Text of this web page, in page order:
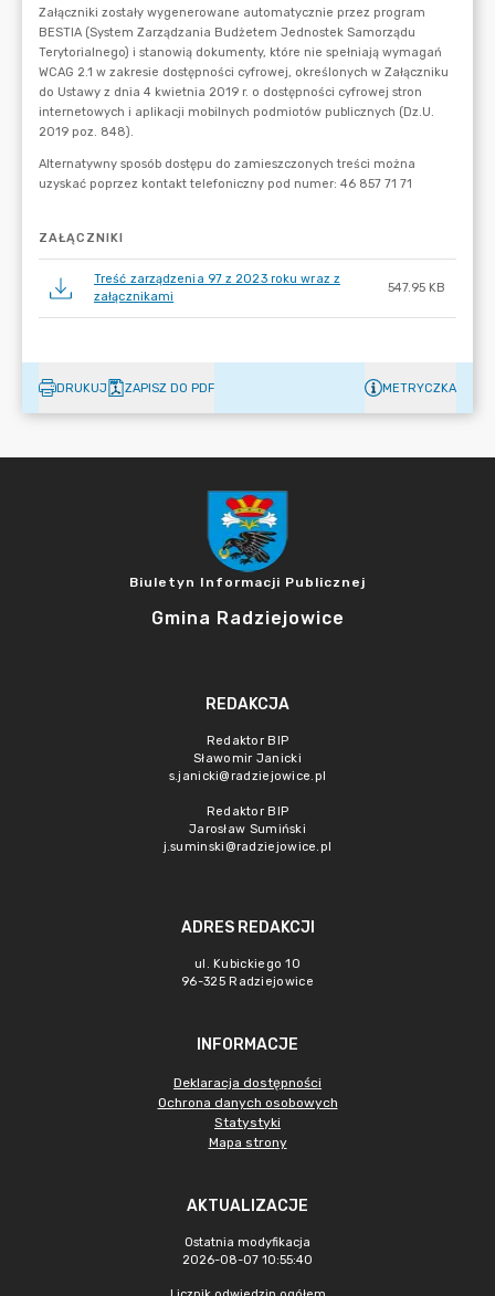
ZAŁĄCZNIKI
Treść zarządzenia 97 z 2023 roku wraz z
załącznikami
547.95 KB
DRUKUJ ZAPISZ DO PDF METRYCZKA
Biuletyn Informacji Publicznej
Gmina Radziejowice
REDAKCJA
Redaktor BIP
Sławomir Janicki
s.janicki@radziejowice.pl
Redaktor BIP
Jarosław Sumiński
j.suminski@radziejowice.pl
ADRES REDAKCJI
ul. Kubickiego 10
96-325 Radziejowice
INFORMACJE
Deklaracja dostępności
Ochrona danych osobowych
Statystyki
Mapa strony
AKTUALIZACJE
Ostatnia modyfikacja
2026-08-07 10:55:40